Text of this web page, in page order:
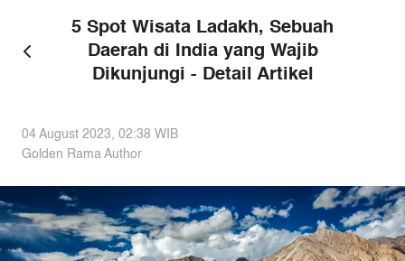
5 Spot Wisata Ladakh, Sebuah
Daerah di India yang Wajib
Dikunjungi - Detail Artikel
04 August 2023, 02:38 WIB
Golden Rama Author